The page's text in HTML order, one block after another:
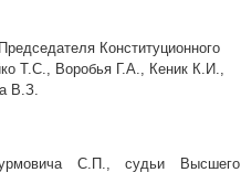
Конституционного
Т.С., Воробья Г.А., Кеник К.И.,
В.З.
С.П., судьи Высшего